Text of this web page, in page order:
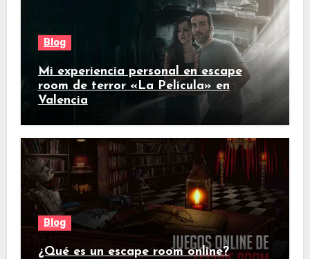
Blog
Mi experiencia personal en escape
room de terror «La Película» en
Valencia
Blog
¿Qué es un escape room online?